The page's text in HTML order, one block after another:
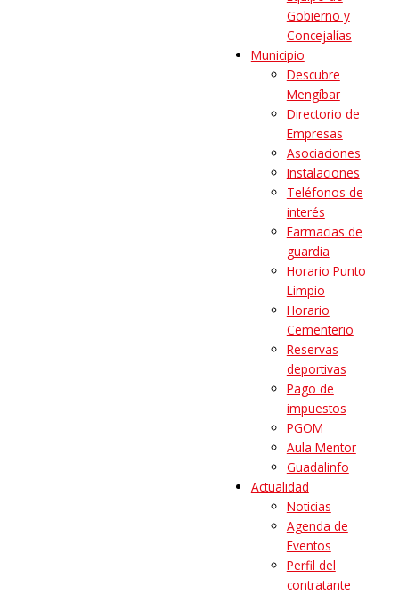
Gobierno y
Concejalías
Municipio
Descubre
Mengíbar
Directorio de
Empresas
Asociaciones
Instalaciones
Teléfonos de
interés
Farmacias de
guardia
Horario Punto
Limpio
Horario
Cementerio
Reservas
deportivas
Pago de
impuestos
PGOM
Aula Mentor
Guadalinfo
Actualidad
Noticias
Agenda de
Eventos
Perfil del
contratante